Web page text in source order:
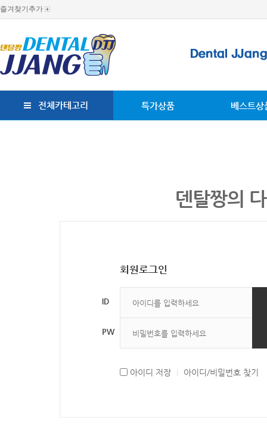
즐겨찾기추가
전체카테고리 특가상품 베스트상
덴탈짱의
회원로그인
ID
PW
아이디 저장 아이디/비밀번호 찾기